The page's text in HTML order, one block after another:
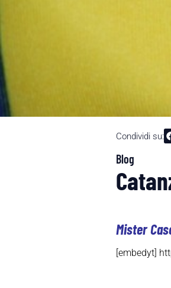
Condividi su:
Blog
Mister
[embedyt]